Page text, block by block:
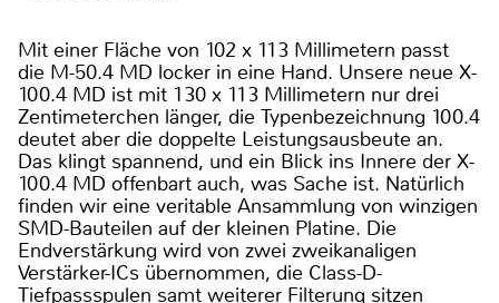
Mit einer Fläche von 102 x 113 Millimetern passt
die M-50.4 MD locker in eine Hand. Unsere neue X-
100.4 MD ist mit 130 x 113 Millimetern nur drei
Zentimeterchen länger, die Typenbezeichnung 100.4
deutet aber die doppelte Leistungsausbeute an.
Das klingt spannend, und ein Blick ins Innere der X-
100.4 MD offenbart auch, was Sache ist. Natürlich
finden wir eine veritable Ansammlung von winzigen
SMD-Bauteilen auf der kleinen Platine. Die
Endverstärkung wird von zwei zweikanaligen
Verstärker-ICs übernommen, die Class-D-
Tiefpassspulen samt weiterer Filterung sitzen